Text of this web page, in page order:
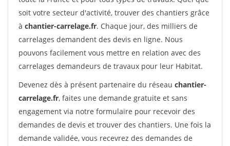
soit votre secteur d'activité, trouver des chantiers grâce
à chantier-carrelage.fr. Chaque jour, des milliers de
carrelages demandent des devis en ligne. Nous
pouvons facilement vous mettre en relation avec des
carrelages demandeurs de travaux pour leur Habitat.
Devenez dès à présent partenaire du réseau chantier-
carrelage.fr, faites une demande gratuite et sans
engagement via notre formulaire pour recevoir des
demandes de devis et trouver des chantiers. Une fois la
demande validée, vous recevrez des demandes de